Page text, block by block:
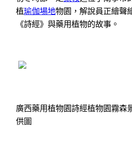
植瑜伽場地物園，解說員正繪聲
《詩經》與藥用植物的故事。
廣西藥用植物園詩經植物園霧森
供圖